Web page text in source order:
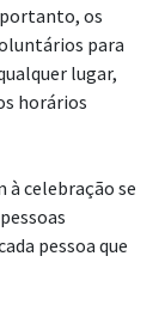
os
para
lugar,
horários
à celebração se
pessoa que